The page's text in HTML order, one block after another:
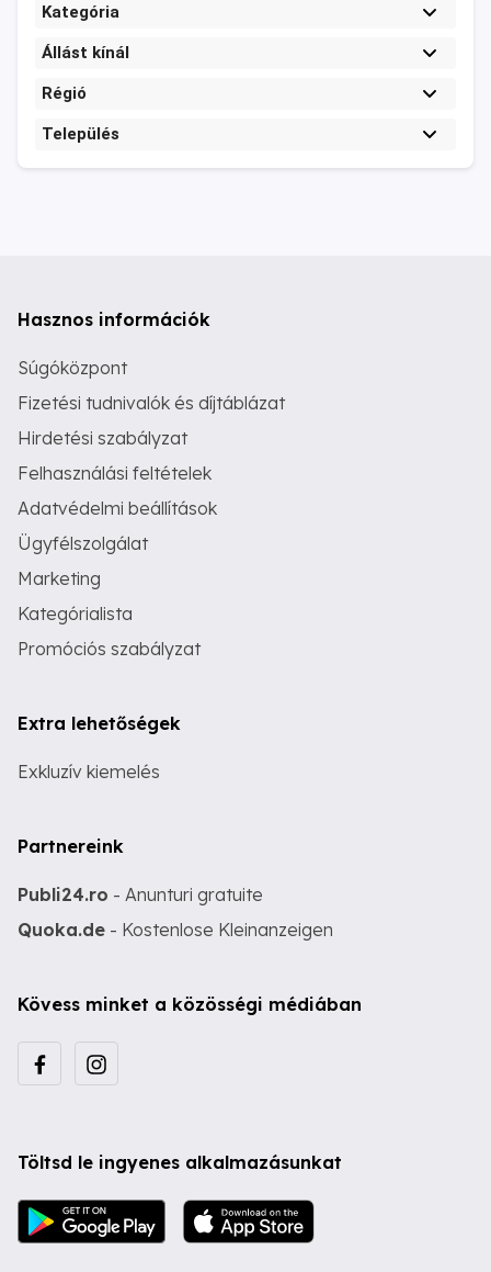
Kategória
Állást kínál
Régió
Település
Hasznos információk
Súgóközpont
Fizetési tudnivalók és díjtáblázat
Hirdetési szabályzat
Felhasználási feltételek
Adatvédelmi beállítások
Ügyfélszolgálat
Marketing
Kategórialista
Promóciós szabályzat
Extra lehetőségek
Exkluzív kiemelés
Partnereink
Publi24.ro - Anunturi gratuite
Quoka.de - Kostenlose Kleinanzeigen
Kövess minket a közösségi médiában
Töltsd le ingyenes alkalmazásunkat